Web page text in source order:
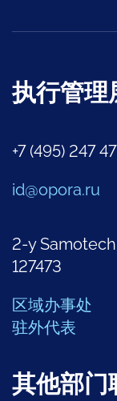
执行管理
+7 (495) 247
id@opora.ru
2-y
127473
区域办事处
驻外代表
其他部门